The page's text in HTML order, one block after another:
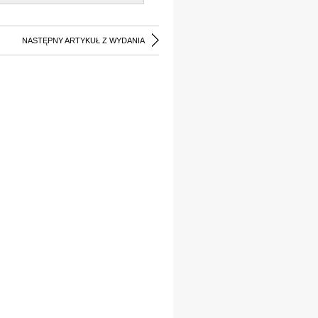
NASTĘPNY ARTYKUŁ Z WYDANIA